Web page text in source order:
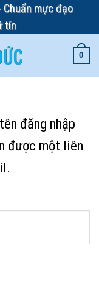
mực đạo
tín
0
đăng nhập
được một liên